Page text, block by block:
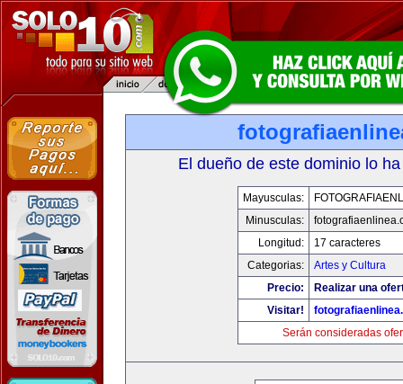
El dueño de este dominio lo
Mayusculas:
Minusculas:
Longitud:
17 caracteres
Categorias:
Artes y Cultura
Precio:
Realizar una
Visitar!
Serán consideradas